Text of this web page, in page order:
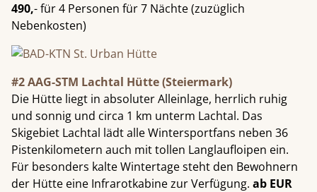
490,- für 4 Personen für 7 Nächte (zuzüglich
Nebenkosten)
#2 AAG-STM Lachtal Hütte (Steiermark)
Die Hütte liegt in absoluter Alleinlage, herrlich ruhig
und sonnig und circa 1 km unterm Lachtal. Das
Skigebiet Lachtal lädt alle Wintersportfans neben 36
Pistenkilometern auch mit tollen Langlaufloipen ein.
Für besonders kalte Wintertage steht den Bewohnern
der Hütte eine Infrarotkabine zur Verfügung. ab EUR